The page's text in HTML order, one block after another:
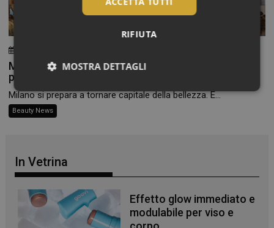
Milano Beauty Week 2026: la bellezza torna
protagonista
Milano si prepara a tornare capitale della bellezza. È...
Beauty News
In Vetrina
Effetto glow immediato e
modulabile per viso e
RIFIUTA
MOSTRA DETTAGLI
Necessari
Necessari
I cookie necessari contribuiscono a rendere fruibile il
sito web abilitandone funzionalità di base quali la
navigazione sulle pagine e l'accesso alle aree